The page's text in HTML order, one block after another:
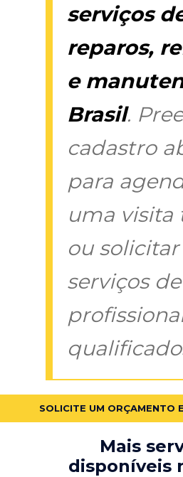
serviços
reparos,
e
Brasil.
cadastro
para
uma visita
ou solicitar
serviços de
SOLICITE UM ORÇAMENTO
Mais
disponíveis